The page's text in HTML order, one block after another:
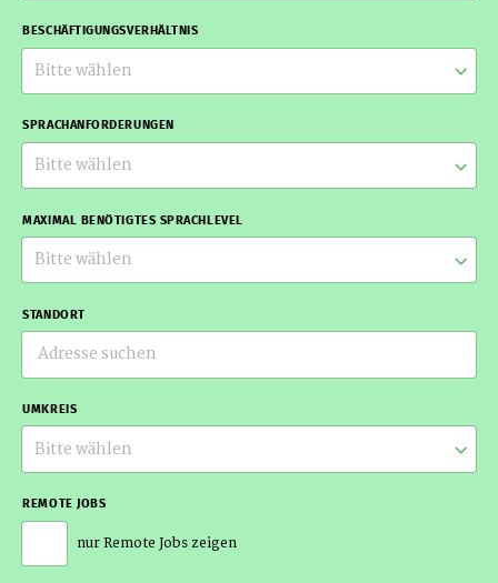
BESCHÄFTIGUNGSVERHÄLTNIS
Bitte wählen
SPRACHANFORDERUNGEN
Bitte wählen
MAXIMAL BENÖTIGTES SPRACHLEVEL
Bitte wählen
STANDORT
UMKREIS
Bitte wählen
REMOTE JOBS
nur Remote Jobs zeigen